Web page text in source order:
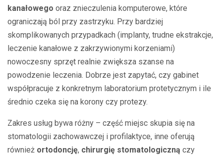
kanałowego oraz znieczulenia komputerowe, które
ograniczają ból przy zastrzyku. Przy bardziej
skomplikowanych przypadkach (implanty, trudne ekstrakcje,
leczenie kanałowe z zakrzywionymi korzeniami)
nowoczesny sprzęt realnie zwiększa szanse na
powodzenie leczenia. Dobrze jest zapytać, czy gabinet
współpracuje z konkretnym laboratorium protetycznym i ile
średnio czeka się na korony czy protezy.
Zakres usług bywa różny – część miejsc skupia się na
stomatologii zachowawczej i profilaktyce, inne oferują
również ortodoncję, chirurgię stomatologiczną czy